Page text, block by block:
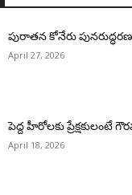
పురాత‌న కోనేరు పున‌రుద్ధ‌ర‌ణ
April 27, 2026
పెద్ద హీరోల‌కు ప్రేక్ష‌కులంటే
April 18, 2026